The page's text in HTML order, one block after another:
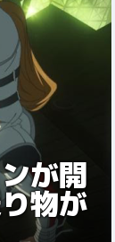
が開
物が